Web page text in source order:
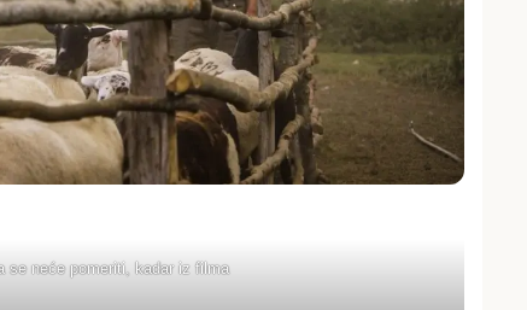
se neće pomeriti, kadar iz filma